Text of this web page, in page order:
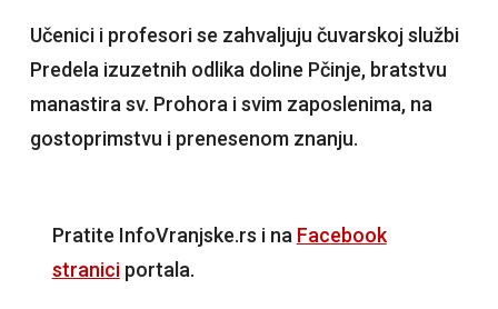
Učenici i profesori se zahvaljuju čuvarskoj službi
Predela izuzetnih odlika doline Pčinje, bratstvu
manastira sv. Prohora i svim zaposlenima, na
gostoprimstvu i prenesenom znanju.
Pratite InfoVranjske.rs i na Facebook
straniciportala.